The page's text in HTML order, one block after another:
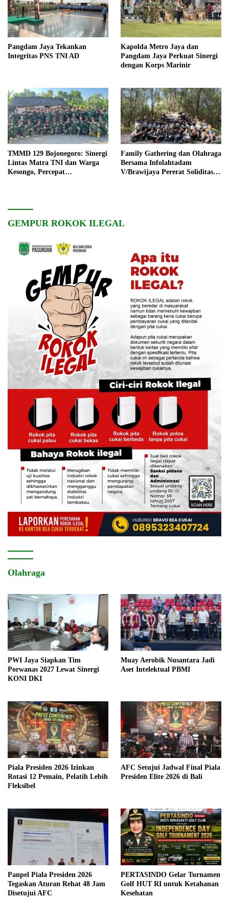
Pangdam Jaya Tekankan
Integritas PNS TNI AD
Kapolda Metro Jaya dan
Pangdam Jaya Perkuat Sinergi
dengan Korps Marinir
TMMD 129 Bojonegoro: Sinergi
Lintas Matra TNI dan Warga
Kesongo, Percepat
Family Gathering dan Olahraga
Bersama Infolahtadam
V/Brawijaya Pererat Soliditas
GEMPUR ROKOK ILEGAL
Olahraga
PWI Jaya Siapkan Tim
Porwanas 2027 Lewat Sinergi
KONI DKI
Muay Aerobik Nusantara Jadi
Aset Intelektual PBMI
Piala Presiden 2026 Izinkan
Rotasi 12 Pemain, Pelatih Lebih
Fleksibel
AFC Setujui Jadwal Final Piala
Presiden Elite 2026 di Bali
Panpel Piala Presiden 2026
Tegaskan Aturan Rehat 48 Jam
Disetujui AFC
PERTASINDO Gelar Turnamen
Golf HUT RI untuk Ketahanan
Kesehatan